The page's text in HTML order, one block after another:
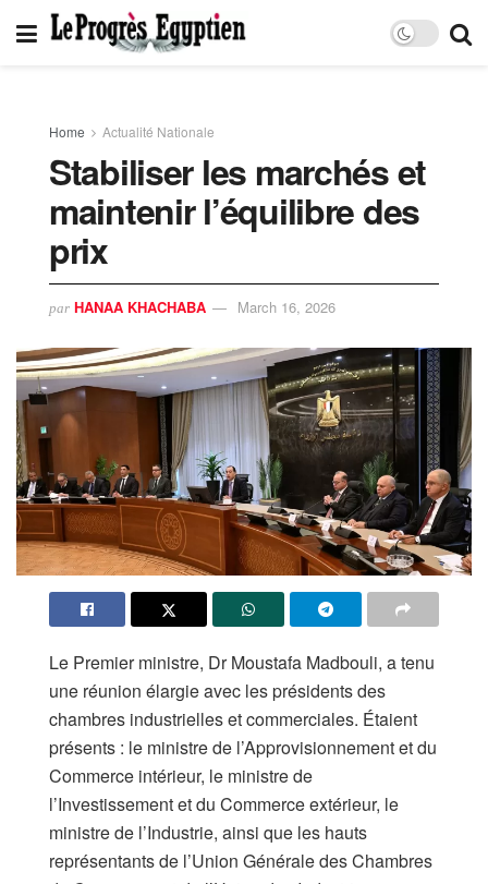
Home Actualité Nationale
Stabiliser les marchés et
maintenir l’équilibre des
prix
par HANAA KHACHABA March 16, 2026
Le Premier ministre, Dr Moustafa Madbouli, a tenu
une réunion élargie avec les présidents des
chambres industrielles et commerciales. Étaient
présents : le ministre de l’Approvisionnement et du
Commerce intérieur, le ministre de
l’Investissement et du Commerce extérieur, le
ministre de l’Industrie, ainsi que les hauts
représentants de l’Union Générale des Chambres